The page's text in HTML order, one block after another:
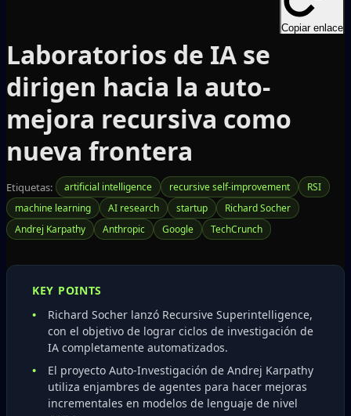
Copiar enlace
Laboratorios de IA se
dirigen hacia la auto-
mejora recursiva como
nueva frontera
Etiquetas: artificial intelligence recursive self-improvement
RSI
machine learning
AI research startup
Richard Socher
Andrej Karpathy
Anthropic Google TechCrunch
KEY POINTS
Richard Socher lanzó Recursive Superintelligence,
con el objetivo de lograr ciclos de investigación de
IA completamente automatizados.
El proyecto Auto-Investigación de Andrej Karpathy
utiliza enjambres de agentes para hacer mejoras
incrementales en modelos de lenguaje de nivel